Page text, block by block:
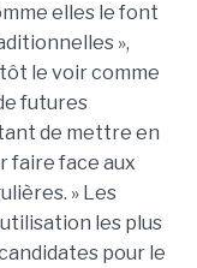
elles le font
»,
le voir comme
futures
de mettre en
faire face aux
» Les
les plus
pour le